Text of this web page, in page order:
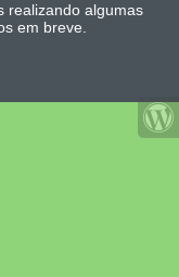
realizando algumas
em breve.